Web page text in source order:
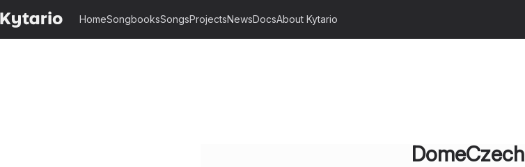
HomeSongbooksSongsProjectsNewsDocsAbout Kytario
DomeCzech